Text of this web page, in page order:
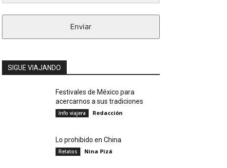
Enviar
SIGUE VIAJANDO
Festivales de México para
acercarnos a sus tradiciones
Info viajera Redacción
Lo prohibido en China
Relatos Nina Pizá